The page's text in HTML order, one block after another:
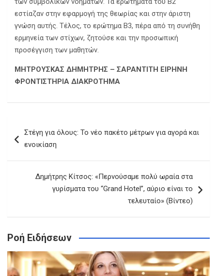
εστίαζαν στην εφαρμογή της θεωρίας και στην άριστη
γνώση αυτής. Τέλος, το ερώτημα Β3, πέρα από τη συνήθη
ερμηνεία των στίχων, ζητούσε και την προσωπική
προσέγγιση των μαθητών.
ΜΗΤΡΟΥΣΚΑΣ ΔΗΜΗΤΡΗΣ – ΣΑΡΑΝΤΙΤΗ ΕΙΡΗΝΗ
ΦΡΟΝΤΙΣΤΗΡΙΑ ΔΙΑΚΡΟΤΗΜΑ
άρθρων
Στέγη για όλους: Το νέο πακέτο μέτρων για αγορά και
ενοικίαση
Δημήτρης Κίτσος: «Περνούσαμε πολύ ωραία στα
γυρίσματα του “Grand Hotel”, αύριο είναι το
τελευταίο» (Βίντεο)
Ροή Ειδήσεων